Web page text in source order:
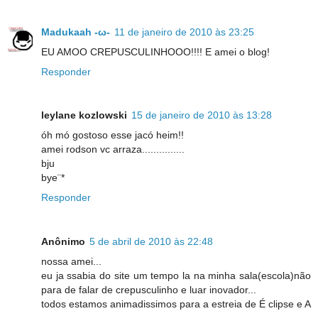
Madukaah -ω- 11 de janeiro de 2010 às 23:25
EU AMOO CREPUSCULINHOOO!!!! E amei o blog!
Responder
leylane kozlowski 15 de janeiro de 2010 às 13:28
óh mó gostoso esse jacó heim!!
amei rodson vc arraza...............
bju
bye¨*
Responder
Anônimo 5 de abril de 2010 às 22:48
nossa amei...
eu ja ssabia do site um tempo la na minha sala(escola)não
para de falar de crepusculinho e luar inovador...
todos estamos animadissimos para a estreia de É clipse e A